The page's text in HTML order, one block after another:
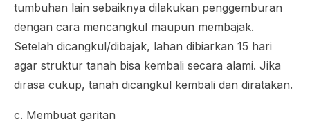
tumbuhan lain sebaiknya dilakukan penggemburan
dengan cara mencangkul maupun membajak.
Setelah dicangkul/dibajak, lahan dibiarkan 15 hari
agar struktur tanah bisa kembali secara alami. Jika
dirasa cukup, tanah dicangkul kembali dan diratakan.
c. Membuat garitan